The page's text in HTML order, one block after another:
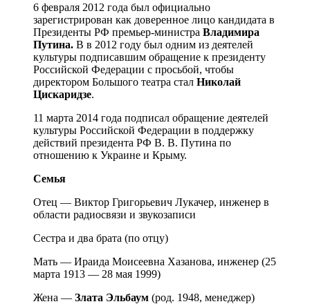
6 февраля 2012 года был официально
зарегистрирован как доверенное лицо кандидата в
Президенты РФ премьер-министра Владимира
Путина. В в 2012 году был одним из деятелей
культуры подписавшим обращение к президенту
Российской Федерации с просьбой, чтобы
директором Большого театра стал Николай
Цискаридзе.
11 марта 2014 года подписал обращение деятелей
культуры Российской Федерации в поддержку
действий президента РФ В. В. Путина по
отношению к Украине и Крыму.
Семья
Отец — Виктор Григорьевич Лукачер, инженер в
области радиосвязи и звукозаписи
Сестра и два брата (по отцу)
Мать — Ираида Моисеевна Хазанова, инженер (25
марта 1913 — 28 мая 1999)
Жена — Злата Эльбаум (род. 1948, менеджер)